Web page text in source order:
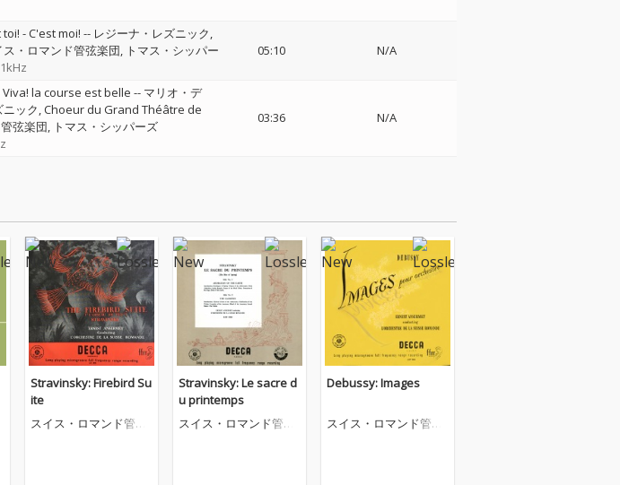
- C'est moi! -- レジーナ・レズニック
ス・ロマンド管弦楽団
トマス・シッパー
05:10 N/A
Viva! la course est belle -- マリオ・デ
ック Choeur du Grand Théâtre de
弦楽団
トマス・シッパーズ
03:36 N/A
Stravinsky: Firebird Su
ite
スイス・ロマンド管弦
Stravinsky: Le sacre d
u printemps
スイス・ロマンド管弦
Debussy: Images
スイス・ロマンド管弦